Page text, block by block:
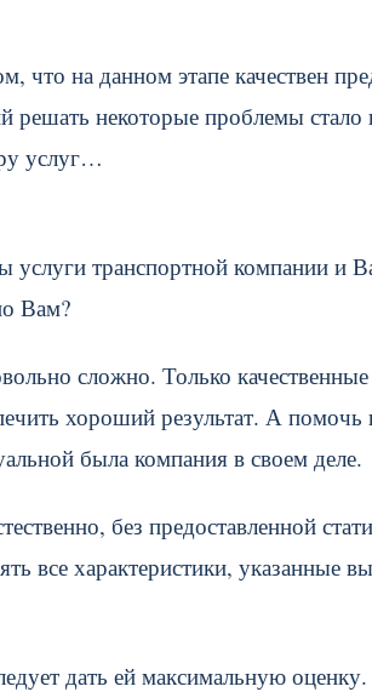
что на данном этапе качествен
решать некоторые проблемы стало
услуг…
услуги транспортной компании и
Вам?
сложно. Только
хороший результат. А
была компания в своем деле.
без предоставленной
все характеристики, указанные
дать ей максимальную оценку.